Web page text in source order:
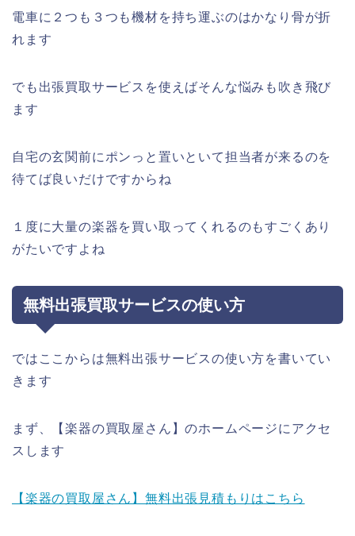
電車に２つも３つも機材を持ち運ぶのはかなり骨が折
れます
でも出張買取サービスを使えばそんな悩みも吹き飛び
ます
自宅の玄関前にポンっと置いといて担当者が来るのを
待てば良いだけですからね
１度に大量の楽器を買い取ってくれるのもすごくあり
がたいですよね
無料出張買取サービスの使い方
ではここからは無料出張サービスの使い方を書いてい
きます
まず、【楽器の買取屋さん】のホームページにアクセ
スします
【楽器の買取屋さん】無料出張見積もりはこちら